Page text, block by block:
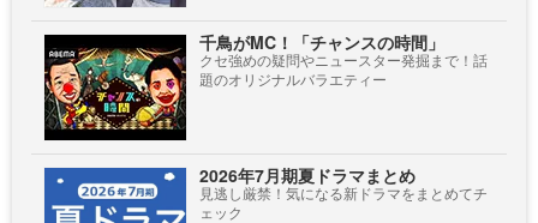
千鳥がMC！「チャンスの時間」
クセ強めの疑問やニュースター発掘まで！話
題のオリジナルバラエティー
2026年7月期夏ドラマまとめ
見逃し厳禁！気になる新ドラマをまとめてチ
ェック